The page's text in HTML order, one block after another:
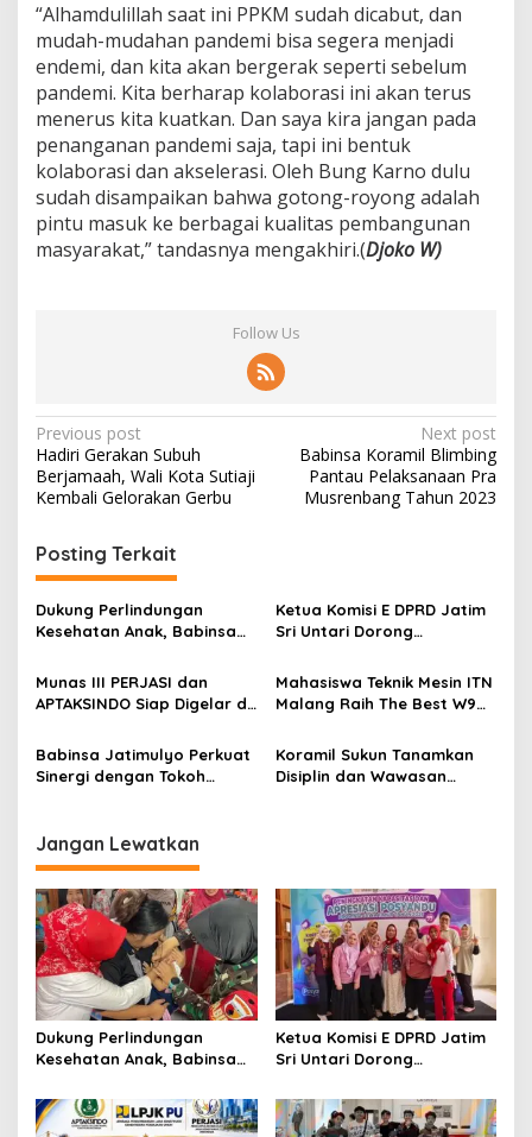
“Alhamdulillah saat ini PPKM sudah dicabut, dan
mudah-mudahan pandemi bisa segera menjadi
endemi, dan kita akan bergerak seperti sebelum
pandemi. Kita berharap kolaborasi ini akan terus
menerus kita kuatkan. Dan saya kira jangan pada
penanganan pandemi saja, tapi ini bentuk
kolaborasi dan akselerasi. Oleh Bung Karno dulu
sudah disampaikan bahwa gotong-royong adalah
pintu masuk ke berbagai kualitas pembangunan
masyarakat,” tandasnya mengakhiri.(Djoko W)
Follow Us
P
o
s
t
n
a
v
i
g
t
o
n
Previous post
Hadiri Gerakan Subuh
Berjamaah, Wali Kota Sutiaji
Kembali Gelorakan Gerbu
Next post
Babinsa Koramil Blimbing
Pantau Pelaksanaan Pra
Musrenbang Tahun 2023
Posting Terkait
Dukung Perlindungan
Kesehatan Anak, Babinsa
Imunisasi 2026
Ketua Komisi E DPRD Jatim
Sri Untari Dorong
Posyandu sebagai Garda
Terdepan Layanan
Kesehatan
Munas III PERJASI dan
APTAKSINDO Siap Digelar di
Semangat Perkuat Tata
Kelola Organisasi
Mahasiswa Teknik Mesin ITN
Malang Raih The Best W9
Vol 3, Buktikan Inovasi
Kampus di Panggung
Nasional
Babinsa Jatimulyo Perkuat
Sinergi dengan Tokoh
Komsos
Koramil Sukun Tanamkan
Disiplin dan Wawasan
Jangan Lewatkan
Dukung Perlindungan
Kesehatan Anak, Babinsa
Imunisasi 2026
Ketua Komisi E DPRD Jatim
Sri Untari Dorong
Posyandu sebagai Garda
Terdepan Layanan